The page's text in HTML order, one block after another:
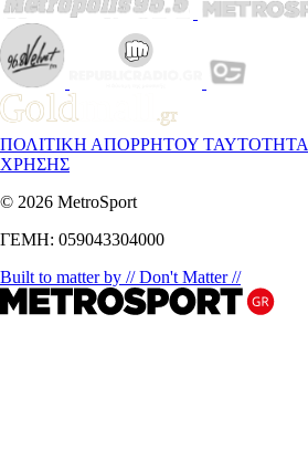
ΠΟΛΙΤΙΚΗ ΑΠΟΡΡΗΤΟΥ ΤΑΥΤΟΤΗΤΑ
ΧΡΗΣΗΣ
© 2026 MetroSport
ΓΕΜΗ: 059043304000
Built to matter by // Don't Matter //